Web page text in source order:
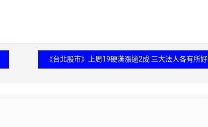
《台北股市》上周19硬漢漲逾2成 三大法人各有所好